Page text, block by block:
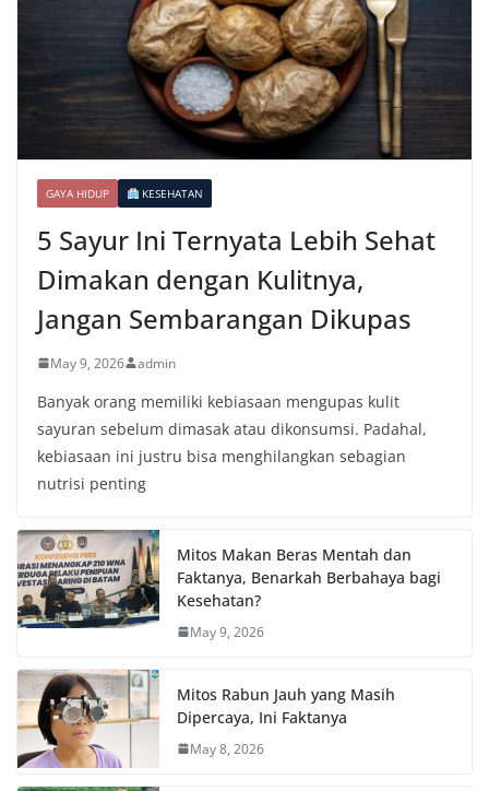
GAYA HIDUP KESEHATAN
5 Sayur Ini Ternyata Lebih Sehat
Dimakan dengan Kulitnya,
Jangan Sembarangan Dikupas
May 9, 2026 admin
Banyak orang memiliki kebiasaan mengupas kulit
sayuran sebelum dimasak atau dikonsumsi. Padahal,
kebiasaan ini justru bisa menghilangkan sebagian
nutrisi penting
Mitos Makan Beras Mentah dan
Faktanya, Benarkah Berbahaya bagi
Kesehatan?
May 9, 2026
Mitos Rabun Jauh yang Masih
Dipercaya, Ini Faktanya
May 8, 2026